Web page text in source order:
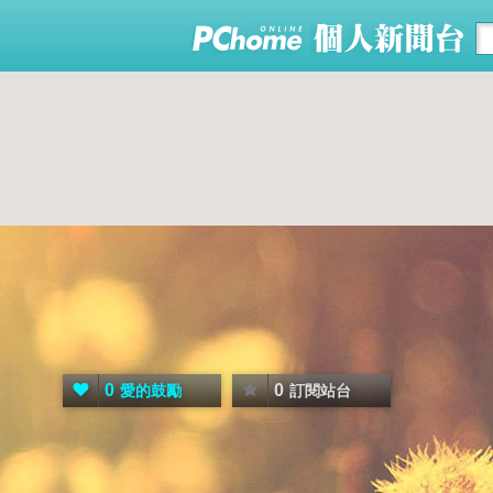
0 愛的鼓勵 0 訂閱站台